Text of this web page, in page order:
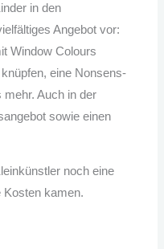
in den
Angebot vor:
Window Colours
eine Nonsens-
mehr. Auch in der
sowie einen
noch eine
Kosten kamen.